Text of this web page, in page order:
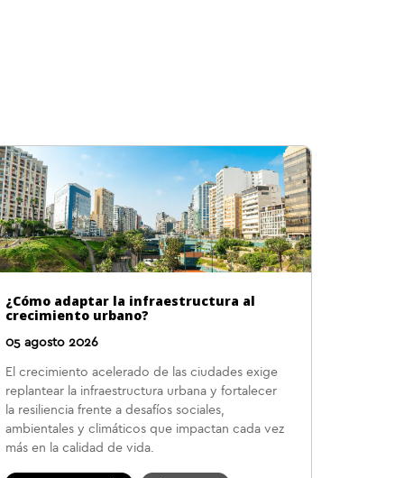
¿Cómo adaptar la infraestructura al
crecimiento urbano?
05 agosto 2026
El crecimiento acelerado de las ciudades exige
replantear la infraestructura urbana y fortalecer
la resiliencia frente a desafíos sociales,
ambientales y climáticos que impactan cada vez
más en la calidad de vida.